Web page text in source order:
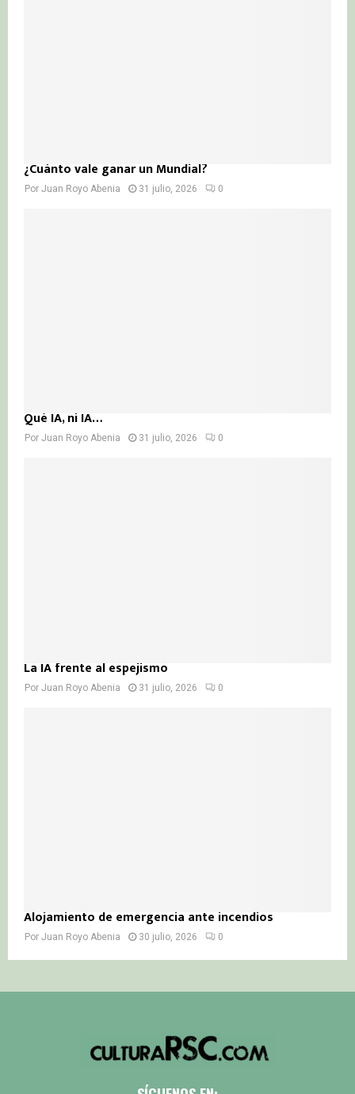
¿Cuánto vale ganar un Mundial?
Por Juan Royo Abenia 31 julio, 2026 0
Qué IA, ni IA…
Por Juan Royo Abenia 31 julio, 2026 0
La IA frente al espejismo
Por Juan Royo Abenia 31 julio, 2026 0
Alojamiento de emergencia ante incendios
Por Juan Royo Abenia 30 julio, 2026 0